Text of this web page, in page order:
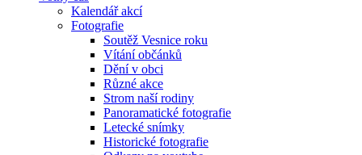
Kalendář akcí
Fotografie
Soutěž Vesnice roku
Vítání občánků
Dění v obci
Různé akce
Strom naší rodiny
Panoramatické fotografie
Letecké snímky
Historické fotografie